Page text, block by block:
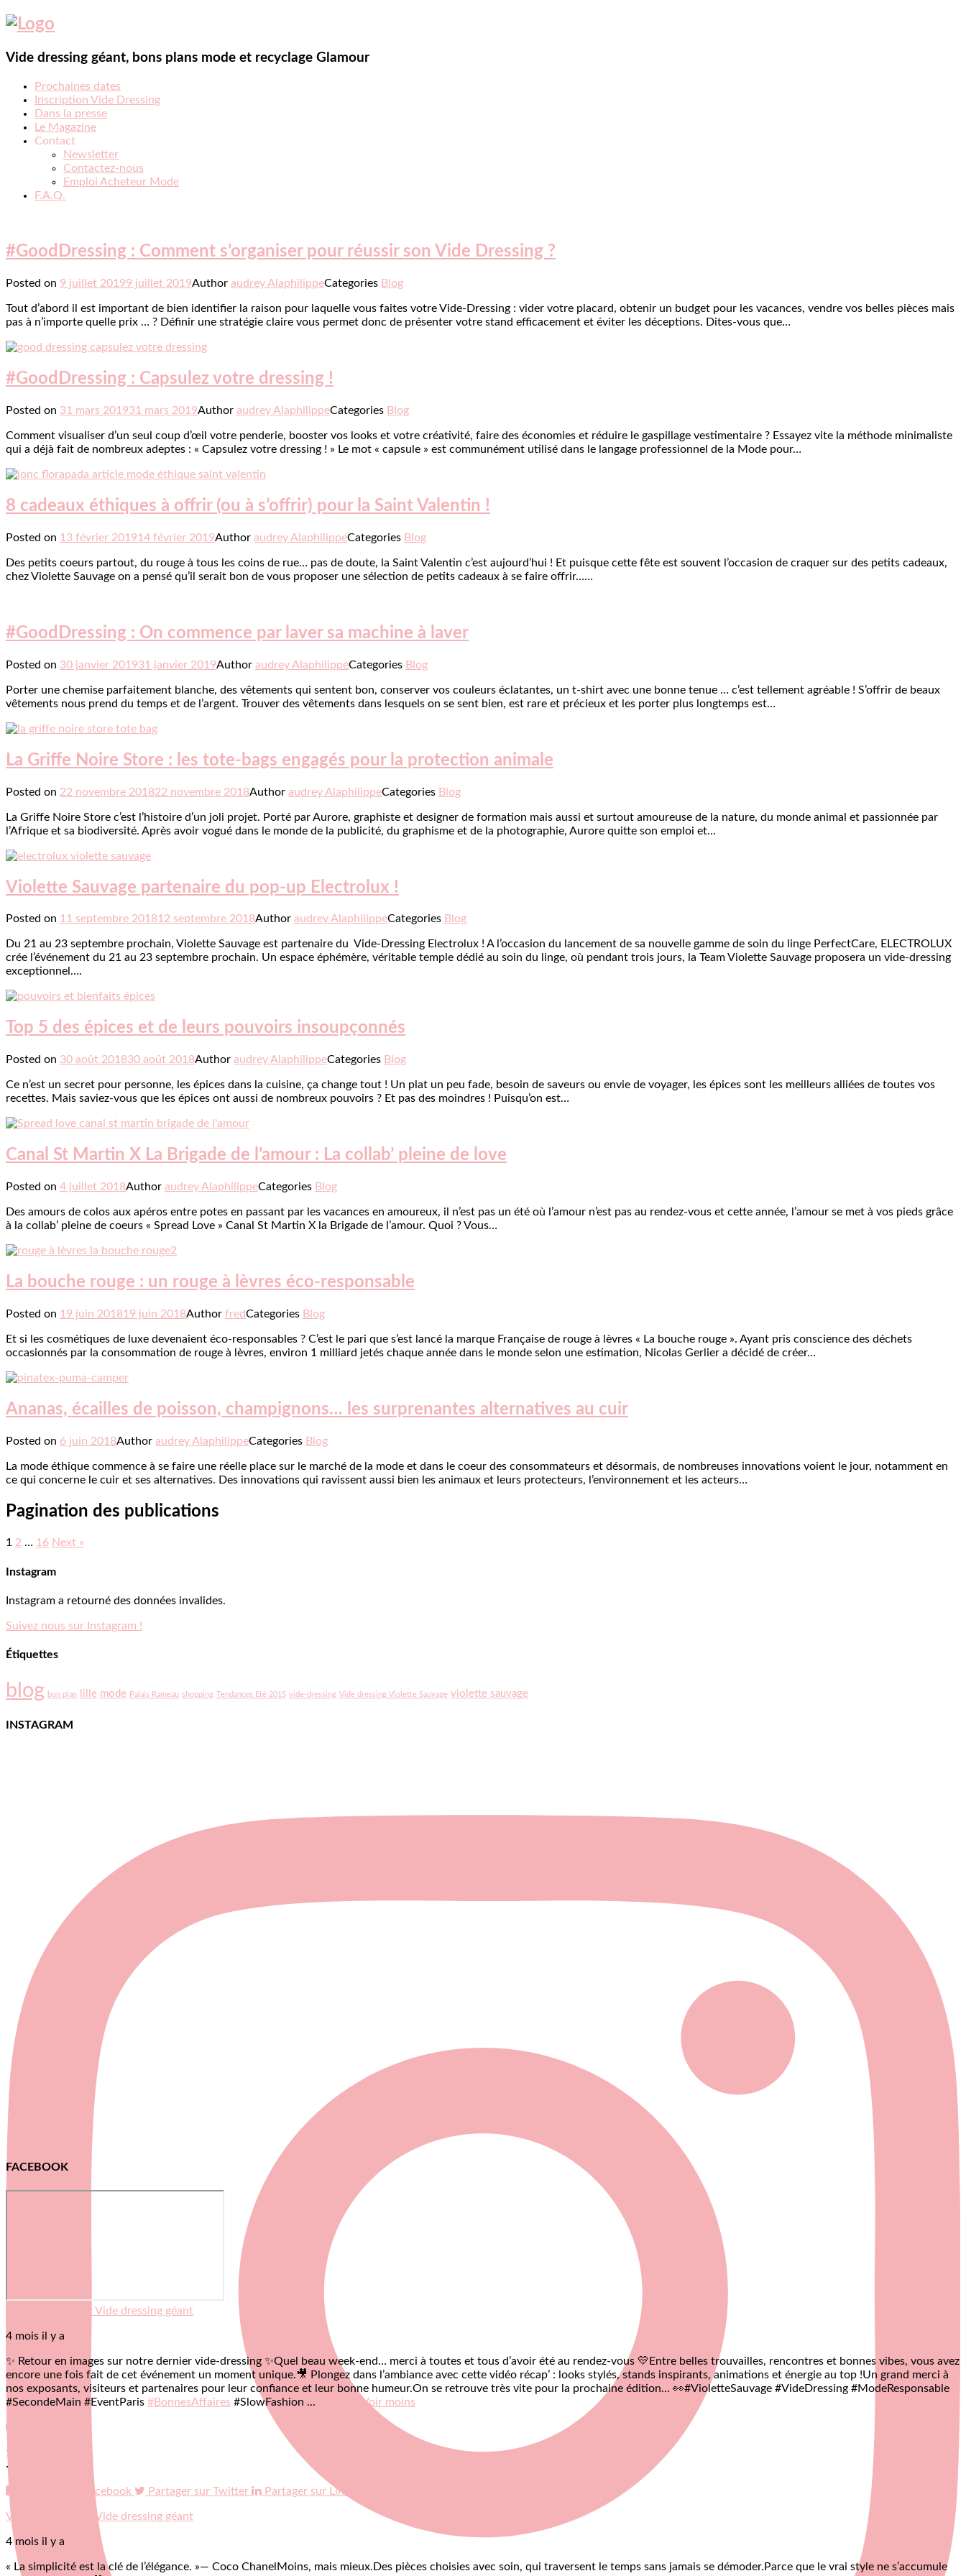
Vide dressing géant, bons plans mode et recyclage Glamour
Prochaines dates
Inscription Vide Dressing
Dans la presse
Le Magazine
Contact
Newsletter
Contactez-nous
Emploi Acheteur Mode
F.A.Q.
#GoodDressing : Comment s’organiser pour réussir son Vide Dressing ?
Posted on 9 juillet 20199 juillet 2019Author audrey AlaphilippeCategories Blog
Tout d’abord il est important de bien identifier la raison pour laquelle vous faites votre Vide-Dressing : vider votre placard, obtenir un budget pour les vacances, vendre vos belles pièces mais
pas à n’importe quelle prix … ? Définir une stratégie claire vous permet donc de présenter votre stand efficacement et éviter les déceptions. Dites-vous que…
#GoodDressing : Capsulez votre dressing !
Posted on 31 mars 201931 mars 2019Author audrey AlaphilippeCategories Blog
Comment visualiser d’un seul coup d’œil votre penderie, booster vos looks et votre créativité, faire des économies et réduire le gaspillage vestimentaire ? Essayez vite la méthode minimaliste
qui a déjà fait de nombreux adeptes : « Capsulez votre dressing ! » Le mot « capsule » est communément utilisé dans le langage professionnel de la Mode pour…
8 cadeaux éthiques à offrir (ou à s’offrir) pour la Saint Valentin !
Posted on 13 février 201914 février 2019Author audrey AlaphilippeCategories Blog
Des petits coeurs partout, du rouge à tous les coins de rue… pas de doute, la Saint Valentin c’est aujourd’hui ! Et puisque cette fête est souvent l’occasion de craquer sur des petits cadeaux,
chez Violette Sauvage on a pensé qu’il serait bon de vous proposer une sélection de petits cadeaux à se faire offrir……
#GoodDressing : On commence par laver sa machine à laver
Posted on 30 janvier 201931 janvier 2019Author audrey AlaphilippeCategories Blog
Porter une chemise parfaitement blanche, des vêtements qui sentent bon, conserver vos couleurs éclatantes, un t-shirt avec une bonne tenue … c’est tellement agréable ! S’offrir de beaux
vêtements nous prend du temps et de l’argent. Trouver des vêtements dans lesquels on se sent bien, est rare et précieux et les porter​ plus longtemps est…
La Griffe Noire Store : les tote-bags engagés pour la protection animale
Posted on 22 novembre 201822 novembre 2018Author audrey AlaphilippeCategories Blog
La Griffe Noire Store c’est l’histoire d’un joli projet. Porté par Aurore, graphiste et designer de formation mais aussi et surtout amoureuse de la nature, du monde animal et passionnée par
l’Afrique et sa biodiversité. Après avoir vogué dans le monde de la publicité, du graphisme et de la photographie, Aurore quitte son emploi et…
Violette Sauvage partenaire du pop-up Electrolux !
Posted on 11 septembre 201812 septembre 2018Author audrey AlaphilippeCategories Blog
Du 21 au 23 septembre prochain, Violette Sauvage est partenaire du Vide-Dressing Electrolux ! A l’occasion du lancement de sa nouvelle gamme de soin du linge PerfectCare, ELECTROLUX
crée l’événement du 21 au 23 septembre prochain. Un espace éphémère, véritable temple dédié au soin du linge, où pendant trois jours, la Team Violette Sauvage proposera un vide-dressing
exceptionnel….
Top 5 des épices et de leurs pouvoirs insoupçonnés
Posted on 30 août 201830 août 2018Author audrey AlaphilippeCategories Blog
Ce n’est un secret pour personne, les épices dans la cuisine, ça change tout ! Un plat un peu fade, besoin de saveurs ou envie de voyager, les épices sont les meilleurs alliées de toutes vos
recettes. Mais saviez-vous que les épices ont aussi de nombreux pouvoirs ? Et pas des moindres ! Puisqu’on est…
Canal St Martin X La Brigade de l’amour : La collab’ pleine de love
Posted on 4 juillet 2018Author audrey AlaphilippeCategories Blog
Des amours de colos aux apéros entre potes en passant par les vacances en amoureux, il n’est pas un été où l’amour n’est pas au rendez-vous et cette année, l’amour se met à vos pieds grâce
à la collab’ pleine de coeurs « Spread Love » Canal St Martin X la Brigade de l’amour. Quoi ? Vous…
La bouche rouge : un rouge à lèvres éco-responsable
Posted on 19 juin 201819 juin 2018Author fredCategories Blog
Et si les cosmétiques de luxe devenaient éco-responsables ? C’est le pari que s’est lancé la marque Française de rouge à lèvres « La bouche rouge ». Ayant pris conscience des déchets
occasionnés par la consommation de rouge à lèvres, environ 1 milliard jetés chaque année dans le monde selon une estimation, Nicolas Gerlier a décidé de créer…
Ananas, écailles de poisson, champignons… les surprenantes alternatives au cuir
Posted on 6 juin 2018Author audrey AlaphilippeCategories Blog
La mode éthique commence à se faire une réelle place sur le marché de la mode et dans le coeur des consommateurs et désormais, de nombreuses innovations voient le jour, notamment en
ce qui concerne le cuir et ses alternatives. Des innovations qui ravissent aussi bien les animaux et leurs protecteurs, l’environnement et les acteurs…
Pagination des publications
1 2 … 16 Next »
Instagram
Instagram a retourné des données invalides.
Suivez nous sur Instagram !
Étiquettes
blog bon plan lille mode Palais Rameau shopping Tendances Eté 2015 vide-dressing Vide dressing Violette Sauvage violette sauvage
INSTAGRAM
FACEBOOK
Violette Sauvage: Vide dressing géant
4 mois il y a
✨ Retour en images sur notre dernier vide-dressing ✨Quel beau week-end… merci à toutes et tous d’avoir été au rendez-vous 💛Entre belles trouvailles, rencontres et bonnes vibes, vous avez
encore une fois fait de cet événement un moment unique.🎥 Plongez dans l’ambiance avec cette vidéo récap’ : looks stylés, stands inspirants, animations et énergie au top !Un grand merci à
nos exposants, visiteurs et partenaires pour leur confiance et leur bonne humeur.On se retrouve très vite pour la prochaine édition… 👀#VioletteSauvage #VideDressing #ModeResponsable
#SecondeMain #EventParis #BonnesAffaires #SlowFashion ... Voir moins
Sur Facebook
·
Partager sur Facebook Partager sur Twitter Partager sur LinkedIn
Violette Sauvage: Vide dressing géant
4 mois il y a
« La simplicité est la clé de l’élégance. »— Coco ChanelMoins, mais mieux.Des pièces choisies avec soin, qui traversent le temps sans jamais se démoder.Parce que le vrai style ne s’accumule